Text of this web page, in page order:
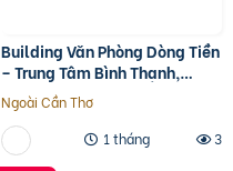
Building Văn Phòng Dòng Tiền
– Trung Tâm Bình Thạnh,
Tp.hcm Chỉ 100Tr/M2 Đất
Ngoài Cần Thơ
1 tháng
3